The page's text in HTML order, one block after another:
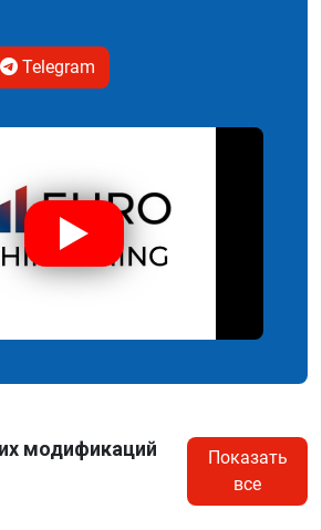
Telegram
модификаций
Показать
все